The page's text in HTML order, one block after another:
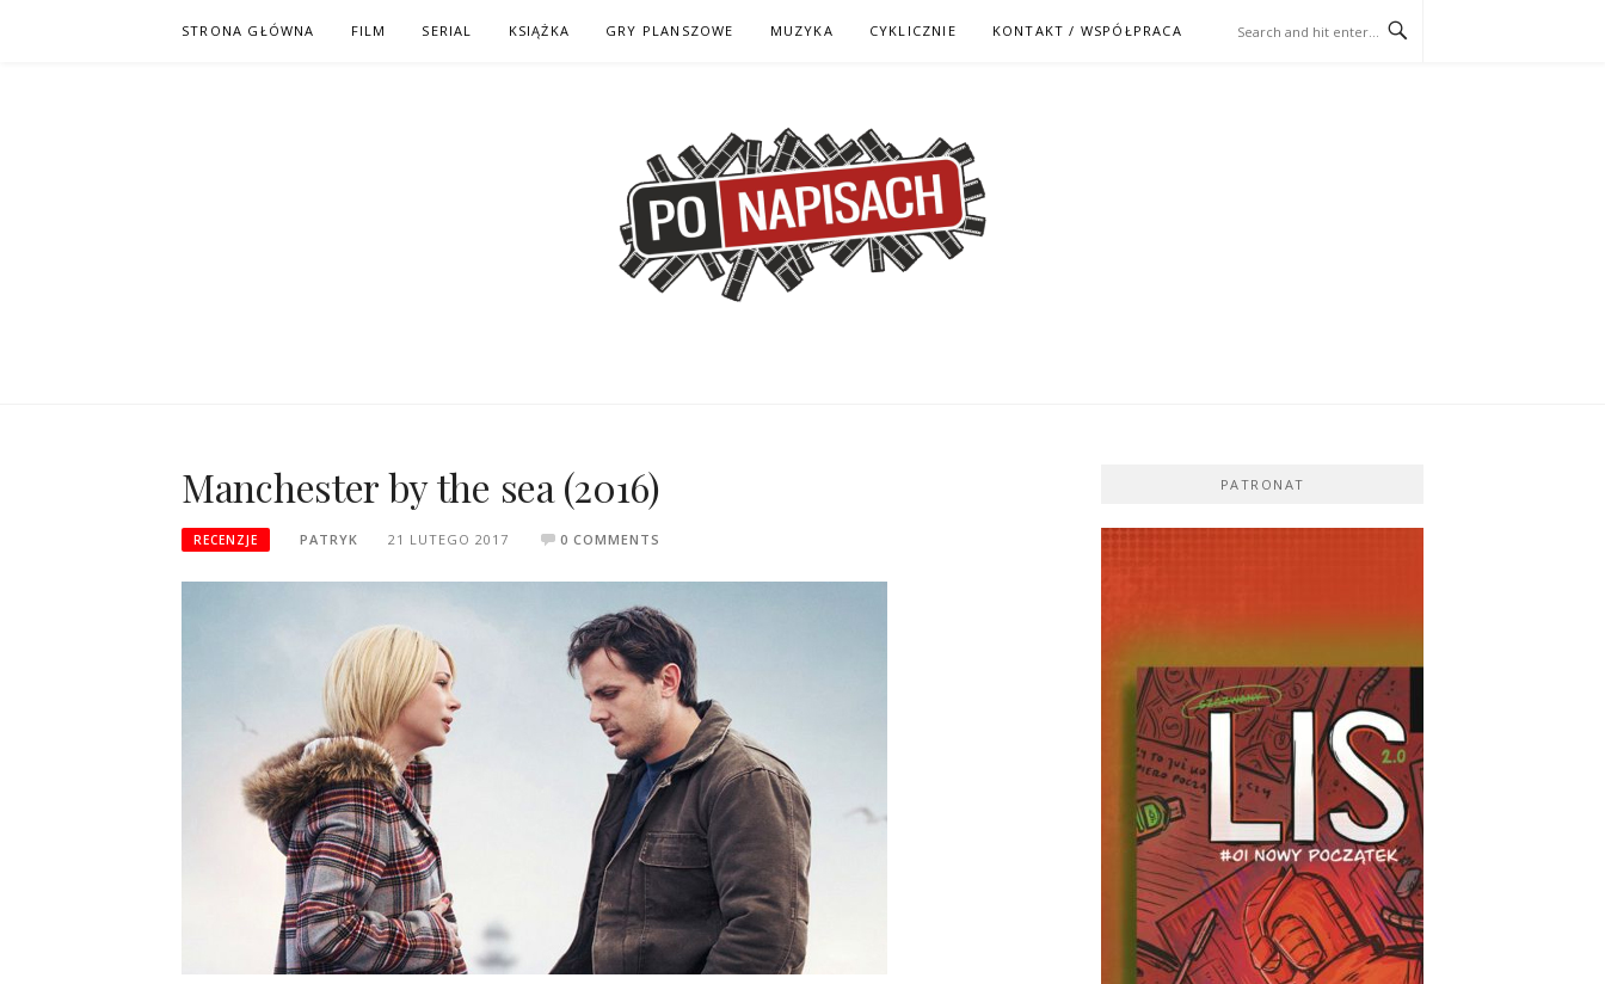
STRONA GŁÓWNA FILM SERIAL KSIĄŻKA GRY PLANSZOWE MUZYKA CYKLICZNIE KONTAKT / WSPÓŁPRACA
Manchester by the sea (2016)
RECENZJE PATRYK 21 LUTEGO 2017 0 COMMENTS
PATRONAT